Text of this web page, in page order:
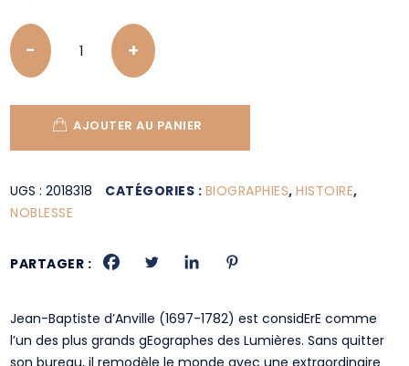
Quantity
AJOUTER AU PANIER
UGS :2018318 CATÉGORIES : BIOGRAPHIES,HISTOIRE,
NOBLESSE
PARTAGER :
Jean-Baptiste d’Anville (1697-1782) est considErE comme
l’un des plus grands gEographes des Lumières. Sans quitter
son bureau, il remodèle le monde avec une extraordinaire